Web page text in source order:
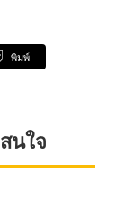
พิมพ์
นใจ